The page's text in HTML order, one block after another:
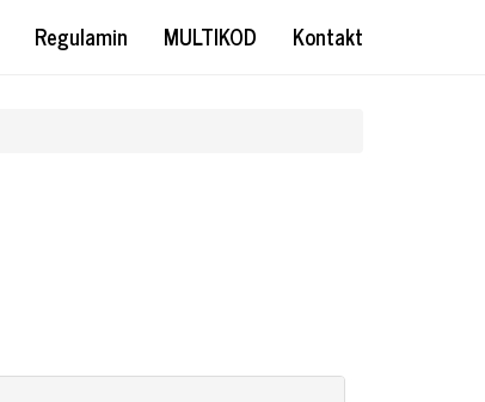
Regulamin MULTIKOD Kontakt